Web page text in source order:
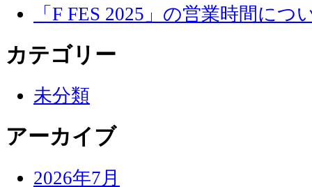
「F FES 2025」の営業時間につ
カテゴリー
未分類
アーカイブ
2026年7月